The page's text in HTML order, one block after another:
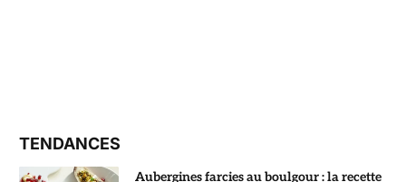
TENDANCES
Aubergines farcies au boulgour : la recette